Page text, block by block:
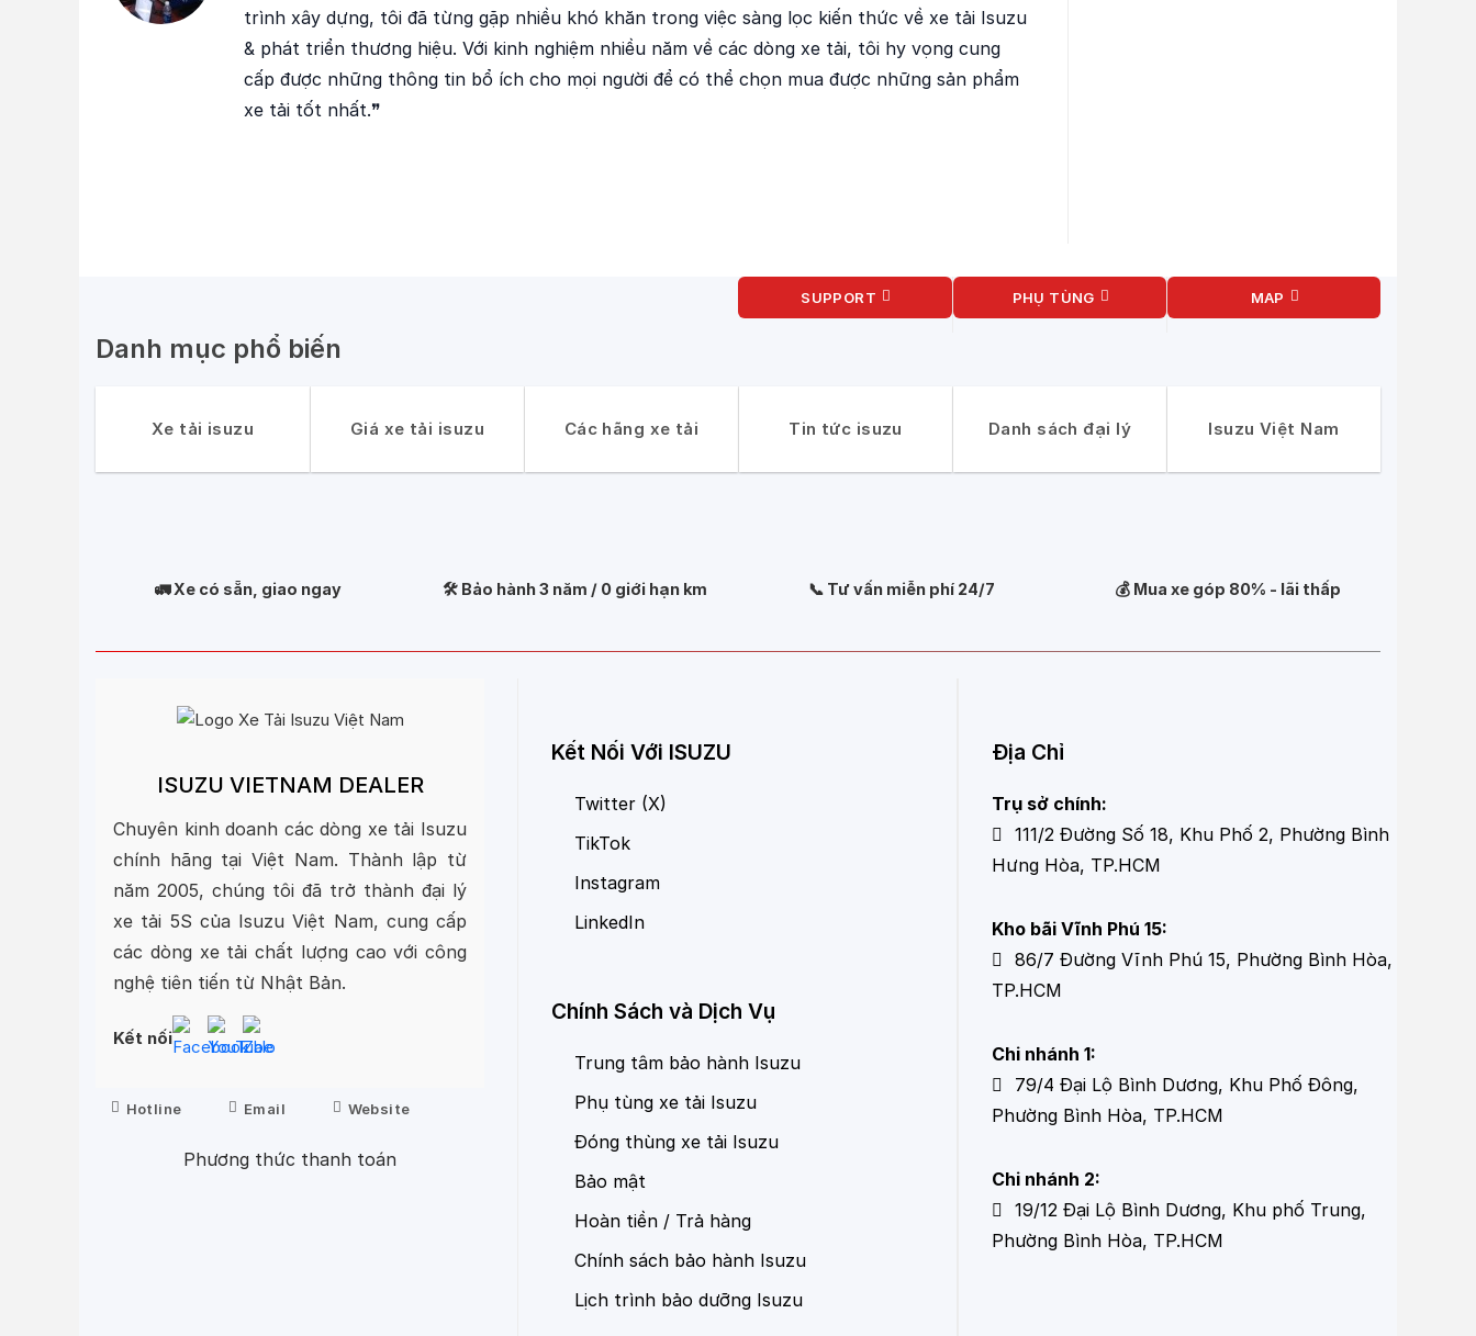
trình xây dựng, tôi đã từng gặp nhiều khó khăn trong việc sàng lọc kiến thức về xe tải Isuzu
& phát triển thương hiệu. Với kinh nghiệm nhiều năm về các dòng xe tải, tôi hy vọng cung
cấp được những thông tin bổ ích cho mọi người để có thể chọn mua được những sản phẩm
xe tải tốt nhất.❞
Danh mục phổ biến
SUPPORT PHỤ TÙNG MAP
Xe tải isuzu Giá xe tải isuzu Các hãng xe tải Tin tức isuzu Danh sách đại lý Isuzu Việt Nam
🚛 Xe có sẵn, giao ngay 🛠️ Bảo hành 3 năm / 0 giới hạn km 📞 Tư vấn miễn phí 24/7 💰 Mua xe góp 80% - lãi thấp
ISUZU VIETNAM DEALER
Chuyên kinh doanh các dòng xe tải Isuzu
chính hãng tại Việt Nam. Thành lập từ
năm 2005, chúng tôi đã trở thành đại lý
xe tải 5S của Isuzu Việt Nam, cung cấp
các dòng xe tải chất lượng cao với công
nghệ tiên tiến từ Nhật Bản.
Kết nối
Hotline Email Website
Phương thức thanh toán
Kết Nối Với ISUZU
Twitter (X)
TikTok
Instagram
LinkedIn
Chính Sách và Dịch Vụ
Trung tâm bảo hành Isuzu
Phụ tùng xe tải Isuzu
Đóng thùng xe tải Isuzu
Bảo mật
Hoàn tiền / Trả hàng
Chính sách bảo hành Isuzu
Lịch trình bảo dưỡng Isuzu
Địa Chỉ
Trụ sở chính:
111/2 Đường Số 18, Khu Phố 2, Phường Bình
Hưng Hòa, TP.HCM
Kho bãi Vĩnh Phú 15:
86/7 Đường Vĩnh Phú 15, Phường Bình Hòa,
TP.HCM
Chi nhánh 1:
79/4 Đại Lộ Bình Dương, Khu Phố Đông,
Phường Bình Hòa, TP.HCM
Chi nhánh 2:
19/12 Đại Lộ Bình Dương, Khu phố Trung,
Phường Bình Hòa, TP.HCM